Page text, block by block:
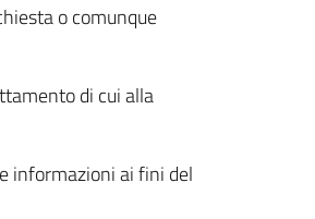
o comunque
di cui alla
informazioni ai fini del